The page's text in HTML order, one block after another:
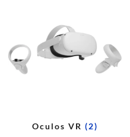
Oculos VR (2)